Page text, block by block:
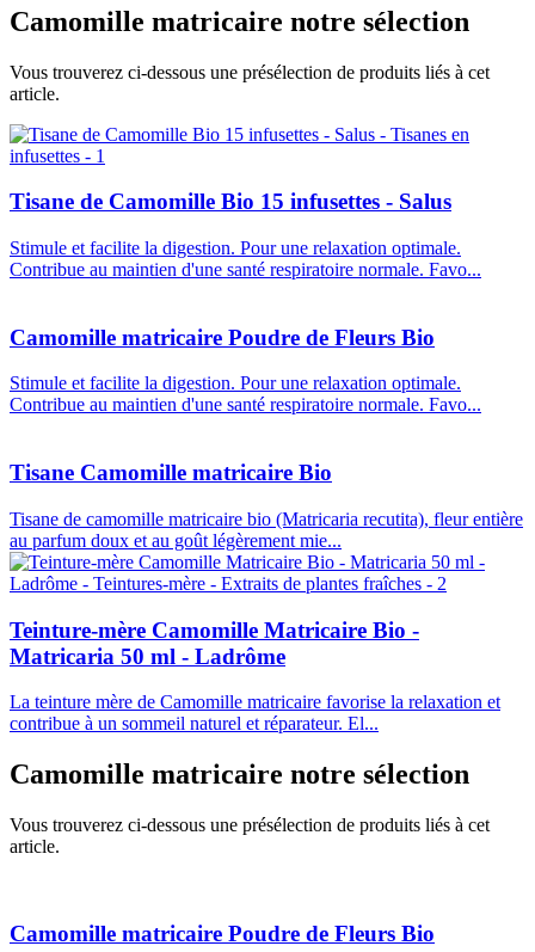
Camomille matricaire notre sélection
Vous trouverez ci-dessous une présélection de produits liés à cet
article.
Tisane de Camomille Bio 15 infusettes - Salus
Stimule et facilite la digestion. Pour une relaxation optimale.
Contribue au maintien d'une santé respiratoire normale. Favo...
Camomille matricaire Poudre de Fleurs Bio
Stimule et facilite la digestion. Pour une relaxation optimale.
Contribue au maintien d'une santé respiratoire normale. Favo...
Tisane Camomille matricaire Bio
Tisane de camomille matricaire bio (Matricaria recutita), fleur entière
au parfum doux et au goût légèrement mie...
Teinture-mère Camomille Matricaire Bio -
Matricaria 50 ml - Ladrôme
La teinture mère de Camomille matricaire favorise la relaxation et
contribue à un sommeil naturel et réparateur. El...
Camomille matricaire notre sélection
Vous trouverez ci-dessous une présélection de produits liés à cet
article.
Camomille matricaire Poudre de Fleurs Bio